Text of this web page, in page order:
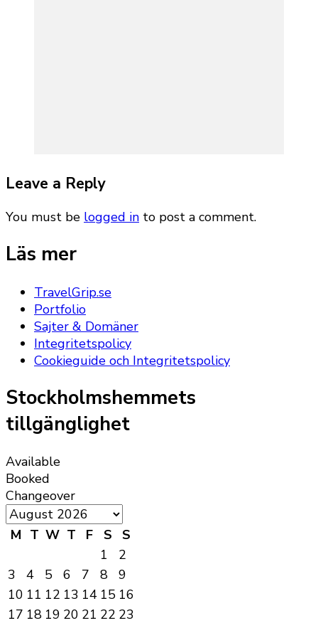
Leave a Reply
You must be logged in to post a comment.
Läs mer
TravelGrip.se
Portfolio
Sajter & Domäner
Integritetspolicy
Cookieguide och Integritetspolicy
Stockholmshemmets
tillgänglighet
Available
Booked
Changeover
M T W T F S
S
1
2
3
4 5 6 7 8
9
10 11 12 13 14 15 16
17 18 19 20 21 22 23